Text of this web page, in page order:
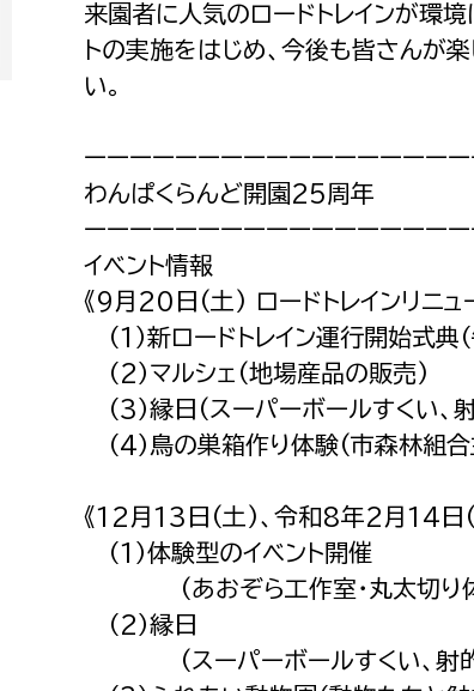
来園者に人気のロードトレインが環境
トの実施をはじめ、今後も皆さんが
い。
ーーーーーーーーーーーーーーーー
わんぱくらんど開園25周年
ーーーーーーーーーーーーーーーー
イベント情報
《9月20日(土) ロードトレインリニュ
（1）新ロードトレイン運行開始式典
（2）マルシェ(地場産品の販売)
（3）縁日(スーパーボールすくい、
（4）鳥の巣箱作り体験(市森林組
《12月13日(土)、令和8年2月14日(
（1）体験型のイベント開催
(あおぞら工作室・丸太切り
（2）縁日
(スーパーボールすくい、射